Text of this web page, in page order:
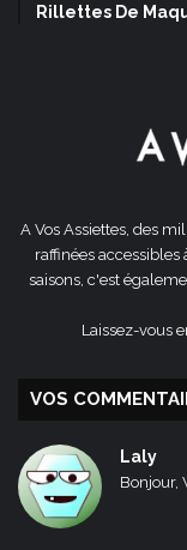
Rillettes De
A Vos Assiettes, des
raffinées
saisons, c'est
Laissez-vous
VOS
Laly
Bonjour,